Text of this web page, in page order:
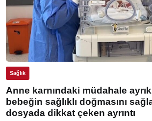
Sağlık
Anne karnındaki müdahale
bebeğin sağlıklı doğmasını
dosyada dikkat çeken ayrıntı